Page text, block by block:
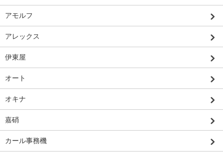
アモルフ
アレックス
伊東屋
オート
オキナ
嘉硝
カール事務機